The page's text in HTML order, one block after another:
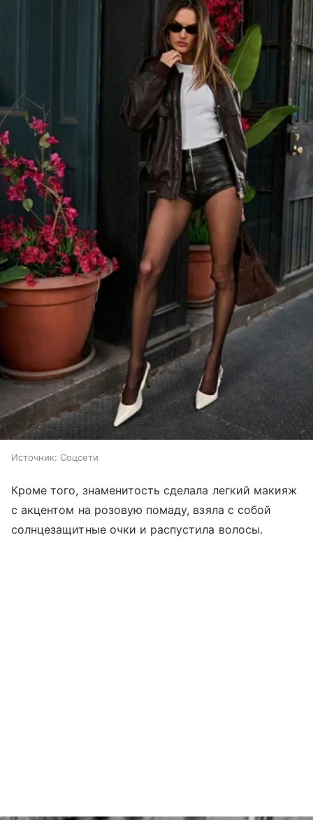
Источник: Соцсети
Кроме того, знаменитость сделала легкий макияж
с акцентом на розовую помаду, взяла с собой
солнцезащитные очки и распустила волосы.